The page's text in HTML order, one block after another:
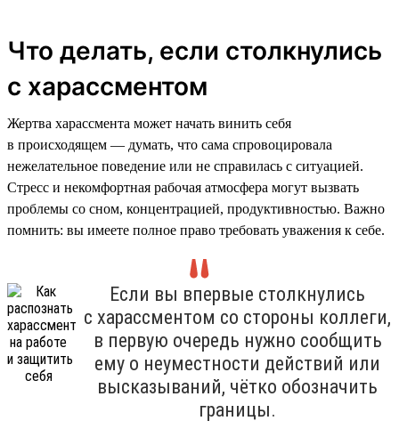
Что делать, если столкнулись
с харассментом
Жертва харассмента может начать винить себя
в происходящем — думать, что сама спровоцировала
нежелательное поведение или не справилась с ситуацией.
Стресс и некомфортная рабочая атмосфера могут вызвать
проблемы со сном, концентрацией, продуктивностью. Важно
помнить: вы имеете полное право требовать уважения к себе.
Если вы впервые столкнулись
с харассментом со стороны коллеги,
в первую очередь нужно сообщить
ему о неуместности действий или
высказываний, чётко обозначить
границы.